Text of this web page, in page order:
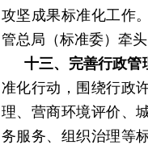
攻坚成果标准化工作
管总局（标准委）牵
十三、完善行政管
准化行动，围绕行政
理、营商环境评价、
务服务、组织治理等